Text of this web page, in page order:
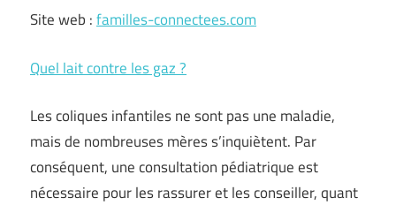
Site web :familles-connectees.com
Quel lait contre les gaz ?
Les coliques infantiles ne sont pas une maladie,
mais de nombreuses mères s’inquiètent. Par
conséquent, une consultation pédiatrique est
nécessaire pour les rassurer et les conseiller, quant